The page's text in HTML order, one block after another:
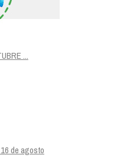
...
de agosto